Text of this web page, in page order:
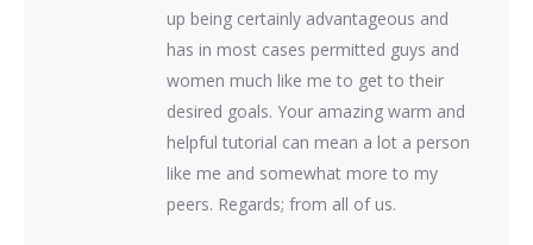
up being certainly advantageous and
has in most cases permitted guys and
women much like me to get to their
desired goals. Your amazing warm and
helpful tutorial can mean a lot a person
like me and somewhat more to my
peers. Regards; from all of us.